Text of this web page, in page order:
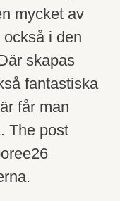
mycket av
i den
skapas
fantastiska
får man
The post